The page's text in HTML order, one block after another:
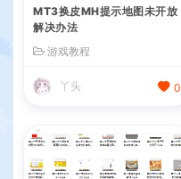
MT3换皮MH提示地图未开放
解决办法
游戏教程
丫头 0